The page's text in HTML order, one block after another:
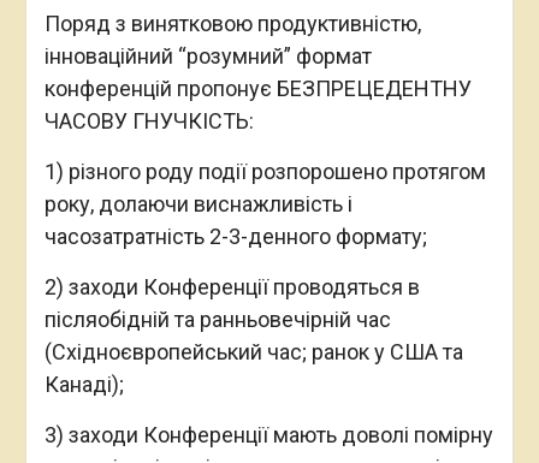
2) ефективний нетворкінг та зміцнення
професійних зав’язків;
3) перспективна співпраця з однодумцями в
галузі;
4) можливість поспілкуватися щонайменше
з 8 авторитетними основними доповідачами
(в межах 1 конференції) на теми
економічної, екологічної та соціальної
сталості;
5) підтверджена сертифікатом участь у
мінімум 2 вебінарах (в межах 1 конференції);
6) підтверджена сертифікатом участь у